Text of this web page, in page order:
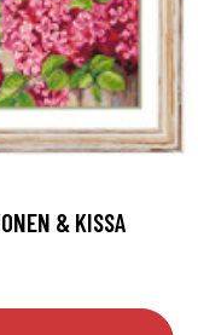
& KISSA